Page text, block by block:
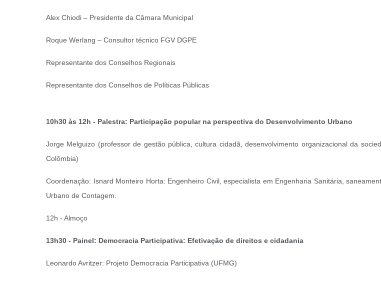
Alex Chiodi – Presidente da Câmara Municipal
Roque Werlang – Consultor técnico FGV DGPE
Representante dos Conselhos Regionais
Representante dos Conselhos de Políticas Públicas
10h30 às 12h - Palestra: Participação popular na perspectiva do Desenvolvimento Urbano
Jorge Melguizo (professor de gestão pública, cultura cidadã, desenvolvimento organizacional da
Colômbia)
Coordenação: Isnard Monteiro Horta: Engenheiro Civil, especialista em Engenharia Sanitária,
Urbano de Contagem.
12h - Almoço
13h30 - Painel: Democracia Participativa: Efetivação de direitos e cidadania
Leonardo Avritzer: Projeto Democracia Participativa (UFMG)